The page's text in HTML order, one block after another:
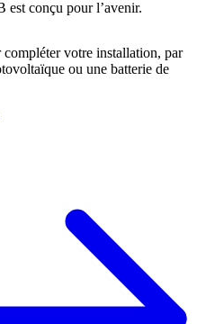
est conçu pour l’avenir.
votre installation, par
ou une batterie de